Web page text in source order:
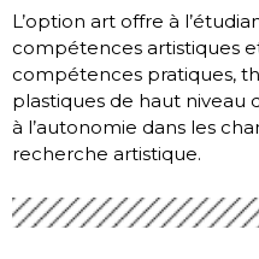
L’option art offre à
compétences artistiques
compétences pratiques,
plastiques de haut niveau
à l’autonomie dans les
recherche artistique.